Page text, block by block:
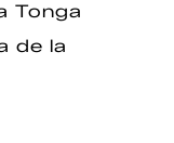
Tonga
de la